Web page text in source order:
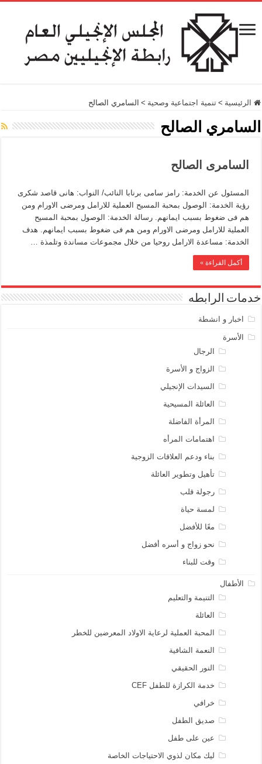
الرئيسية > تنمية اجتماعية وصحية > السامري الصالح
السامري الصالح
السامرى الصالح
المسئول عن الخدمة: رامز سامى برنابا النائب/ النواب: هانى قاصد شكرى
رؤية الخدمة: الوصول بمحبة المسيح العملية للارامل ومرضى الاورام ومن
هم فى ضغوط بسبب ايمانهم. رسالة الخدمة: الوصول بمحبة المسيح
العملية للارامل ومرضى الاورام ومن هم فى ضغوط بسبب ايمانهم. هدف
الخدمة: مساعدة الارامل روحيا من خلال مجموعات مساندة وتلمذة …
أكمل القراءة »
خدمات الرابطه
اخبار و انشطة
الأسرة
الرجال
الزواج و الأسرة
السيدات الإنجيلي
العائلة المسيحية
المرأة الفاضلة
اهتمامات المرأه
بناء ودعم العلاقات الزوجية
تأهيل وتطوير العائلة
رجولة قلب
لمسة حياة
معًا للأفضل
نحو زواج و أسره أفضل
وقت للبناء
الأطفال
التنيمة والتعليم
العائلة
المحبة العملية لرعاية الاولاد المعرضين للخطر
النعمة الشافية
النور الحقيقي
خدمة الكرازة للطفل CEF
خرافي
صديق الطفل
عين على طفل
ليك مكان لذوي الاحتياجات الخاصة